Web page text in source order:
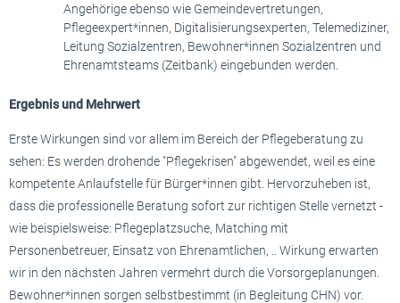
Angehörige ebenso wie Gemeindevertretungen,
Pflegeexpert*innen, Digitalisierungsexperten, Telemediziner,
Leitung Sozialzentren, Bewohner*innen Sozialzentren und
Ehrenamtsteams (Zeitbank) eingebunden werden.
Ergebnis und Mehrwert
Erste Wirkungen sind vor allem im Bereich der Pflegeberatung zu
sehen: Es werden drohende "Pflegekrisen" abgewendet, weil es eine
kompetente Anlaufstelle für Bürger*innen gibt. Hervorzuheben ist,
dass die professionelle Beratung sofort zur richtigen Stelle vernetzt -
wie beispielsweise: Pflegeplatzsuche, Matching mit
Personenbetreuer, Einsatz von Ehrenamtlichen, .. Wirkung erwarten
wir in den nächsten Jahren vermehrt durch die Vorsorgeplanungen.
Bewohner*innen sorgen selbstbestimmt (in Begleitung CHN) vor.